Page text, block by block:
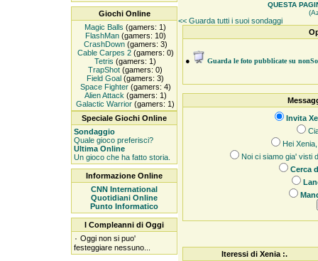
Giochi Online
Magic Balls (gamers: 1)
FlashMan(gamers: 10)
CrashDown(gamers: 3)
Cable Carpes 2(gamers: 0)
Tetris (gamers: 1)
TrapShot (gamers: 0)
Field Goal (gamers: 3)
Space Fighter(gamers: 4)
Alien Attack (gamers: 1)
Galactic Warrior (gamers: 1)
Speciale Giochi Online
Sondaggio
Quale gioco preferisci?
Ultima Online
Un gioco che ha fatto storia.
Informazione Online
CNN International
Quotidiani Online
Punto Informatico
I Compleanni di Oggi
۰ Oggi non si puo'
festeggiare nessuno...
QUESTA
<< Guarda tutti i suoi sondaggi
● Guarda le foto pubblicate su
Invita
Hei
Noi ci siamo gia' visti
Cerca
Iteressi di Xenia :.